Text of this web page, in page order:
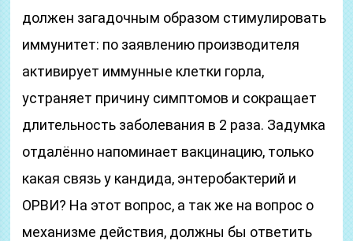
должен загадочным образом стимулировать
иммунитет: по заявлению производителя
активирует иммунные клетки горла,
устраняет причину симптомов и сокращает
длительность заболевания в 2 раза. Задумка
отдалённо напоминает вакцинацию, только
какая связь у кандида, энтеробактерий и
ОРВИ? На этот вопрос, а так же на вопрос о
механизме действия, должны бы ответить